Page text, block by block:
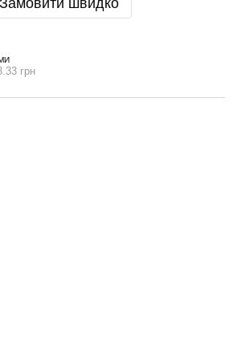
Замовити швидко
грн